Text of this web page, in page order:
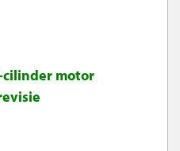
cilinder motor